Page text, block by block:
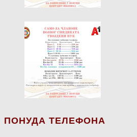
ПОНУДА ТЕЛЕФОНА